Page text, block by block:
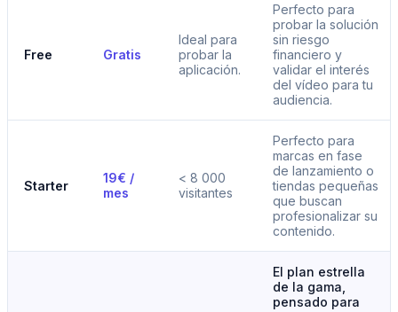
Free Gratis
Ideal para
probar la
aplicación.
Perfecto para
probar la solución
sin riesgo
financiero y
validar el interés
del vídeo para tu
audiencia.
Starter
19€ /
mes
< 8 000
visitantes
Perfecto para
marcas en fase
de lanzamiento o
tiendas pequeñas
que buscan
profesionalizar su
contenido.
El plan estrella
de la gama,
pensado para